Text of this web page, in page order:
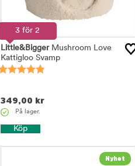
3 för 2
Little&BiggerMushroom Love
Kattigloo Svamp
349,00 kr
På lager.
Köp